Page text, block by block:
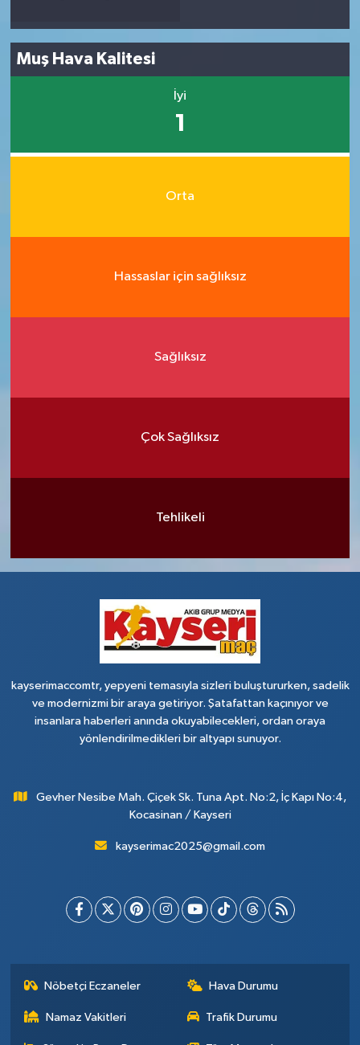
Muş Hava Kalitesi
İyi
1
Orta
Hassaslar için sağlıksız
Sağlıksız
Çok Sağlıksız
Tehlikeli
kayserimaccomtr, yepyeni temasıyla sizleri buluştururken, sadelik
ve modernizmi bir araya getiriyor. Şatafattan kaçınıyor ve
insanlara haberleri anında okuyabilecekleri, ordan oraya
yönlendirilmedikleri bir altyapı sunuyor.
Gevher Nesibe Mah. Çiçek Sk. Tuna Apt. No:2, İç Kapı No:4,
Kocasinan / Kayseri
kayserimac2025@gmail.com
Nöbetçi Eczaneler Hava Durumu
Namaz Vakitleri Trafik Durumu